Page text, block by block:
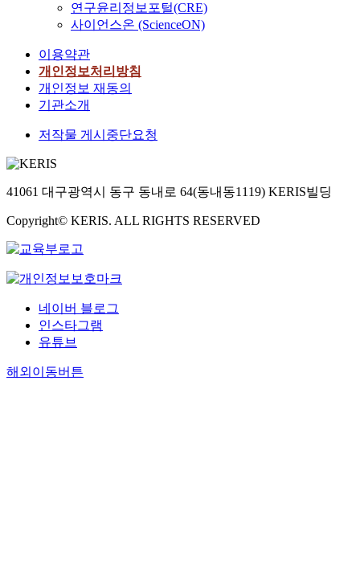
연구윤리정보포털(CRE)
사이언스온 (ScienceON)
이용약관
개인정보처리방침
개인정보 재동의
기관소개
저작물 게시중단요청
41061 대구광역시 동구 동내로 64(동내동1119) KERIS빌딩
Copyright© KERIS. ALL RIGHTS RESERVED
네이버 블로그
인스타그램
유튜브
해외이동버튼